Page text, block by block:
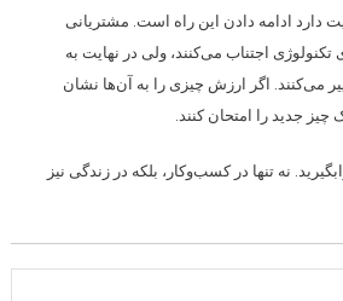
ادامه دادن این راه است. مشتریانی
تکنولوژی اجتناب می‌کنند، ولی در نهایت به
می‌کنند. اگر ارزش چیزی را به آن‌ها نشان
جدید را امتحان کنند.
نه تنها در کسب‌وکار، بلکه در زندگی نیز